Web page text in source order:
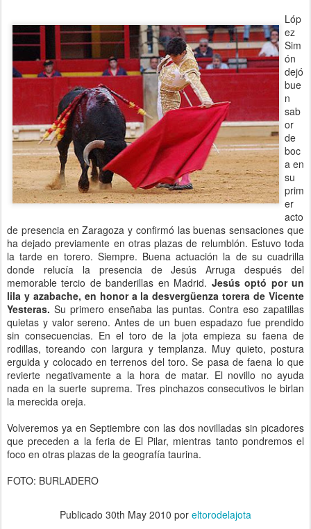
Lóp
ez
Sim
ón
dejó
bue
n
sab
or
de
boc
a en
su
prim
er
acto
de presencia en Zaragoza y confirmó las buenas sensaciones que
ha dejado previamente en otras plazas de relumblón. Estuvo toda
la tarde en torero. Siempre. Buena actuación la de su cuadrilla
donde relucía la presencia de Jesús Arruga después del
memorable tercio de banderillas en Madrid. Jesús optó por un
lila y azabache, en honor a la desvergüenza torera de Vicente
Yesteras. Su primero enseñaba las puntas. Contra eso zapatillas
quietas y valor sereno. Antes de un buen espadazo fue prendido
sin consecuencias. En el toro de la jota empieza su faena de
rodillas, toreando con largura y templanza. Muy quieto, postura
erguida y colocado en terrenos del toro. Se pasa de faena lo que
revierte negativamente a la hora de matar. El novillo no ayuda
nada en la suerte suprema. Tres pinchazos consecutivos le birlan
la merecida oreja.
Volveremos ya en Septiembre con las dos novilladas sin picadores
que preceden a la feria de El Pilar, mientras tanto pondremos el
foco en otras plazas de la geografía taurina.
FOTO: BURLADERO
Publicado 30th May 2010 por eltorodelajota